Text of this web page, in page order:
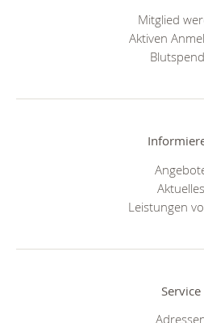
Mitglied
Aktiven
Aktuelles
Leistungen
Service